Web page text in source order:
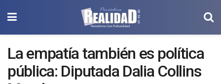
La empatía también es política
pública: Diputada Dalia Collins